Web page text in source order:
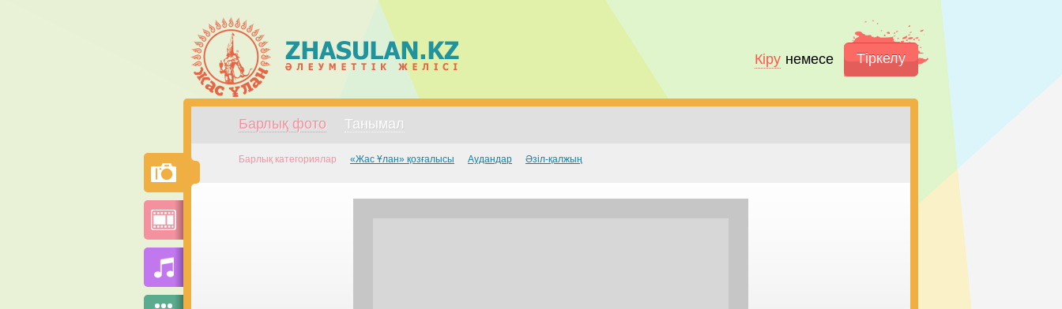
Кіру немесе Тіркелу
Барлық фото Танымал
Барлық категориялар «Жас Ұлан» қозғалысы Аудандар Әзіл-қалжың